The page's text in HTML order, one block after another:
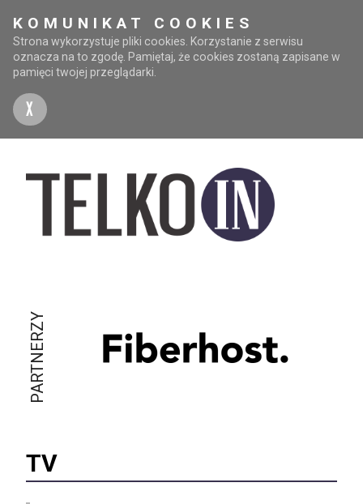
KOMUNIKAT COOKIES
Strona wykorzystuje pliki cookies. Korzystanie z serwisu
oznacza na to zgodę. Pamiętaj, że cookies zostaną zapisane w
pamięci twojej przeglądarki.
X
PARTNERZY
TV